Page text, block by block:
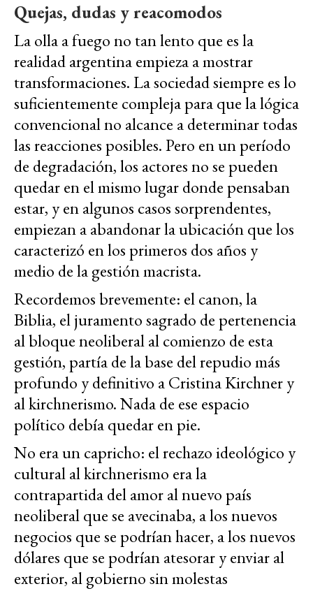
Quejas, dudas y reacomodos
La olla a fuego no tan lento que es la
realidad argentina empieza a mostrar
transformaciones. La sociedad siempre es lo
suficientemente compleja para que la lógica
convencional no alcance a determinar todas
las reacciones posibles. Pero en un período
de degradación, los actores no se pueden
quedar en el mismo lugar donde pensaban
estar, y en algunos casos sorprendentes,
empiezan a abandonar la ubicación que los
caracterizó en los primeros dos años y
medio de la gestión macrista.
Recordemos brevemente: el canon, la
Biblia, el juramento sagrado de pertenencia
al bloque neoliberal al comienzo de esta
gestión, partía de la base del repudio más
profundo y definitivo a Cristina Kirchner y
al kirchnerismo. Nada de ese espacio
político debía quedar en pie.
No era un capricho: el rechazo ideológico y
cultural al kirchnerismo era la
contrapartida del amor al nuevo país
neoliberal que se avecinaba, a los nuevos
negocios que se podrían hacer, a los nuevos
dólares que se podrían atesorar y enviar al
exterior, al gobierno sin molestas